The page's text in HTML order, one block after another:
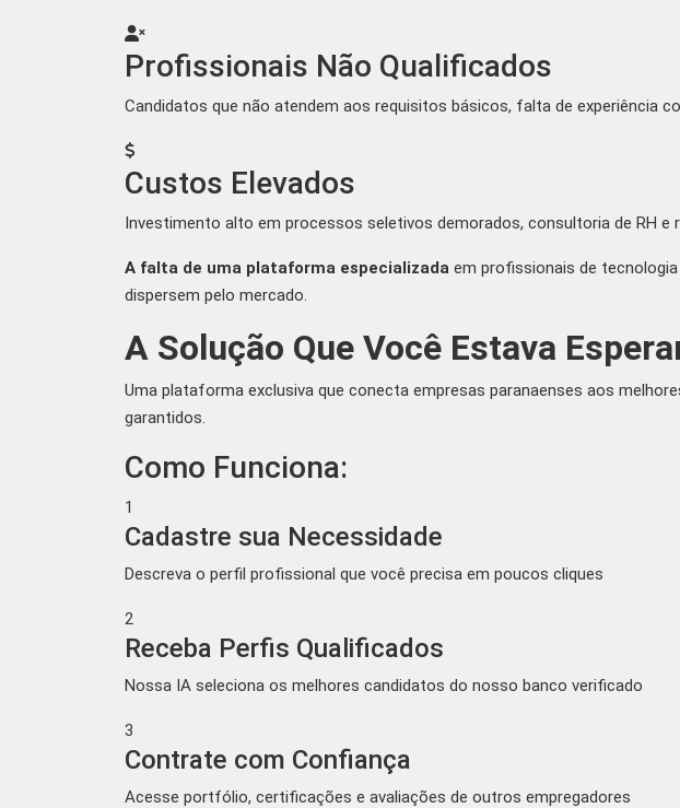
Profissionais Não Qualificados
Candidatos que não atendem aos requisitos básicos, falta de experiência
Custos Elevados
Investimento alto em processos seletivos demorados, consultoria de RH e
A falta de uma plataforma especializada em profissionais de
dispersem pelo mercado.
A Solução Que Você Estava
Uma plataforma exclusiva que conecta empresas paranaenses aos
garantidos.
Como Funciona:
1
Cadastre sua Necessidade
Descreva o perfil profissional que você precisa em poucos cliques
2
Receba Perfis Qualificados
Nossa IA seleciona os melhores candidatos do nosso banco verificado
3
Contrate com Confiança
Acesse portfólio, certificações e avaliações de outros empregadores